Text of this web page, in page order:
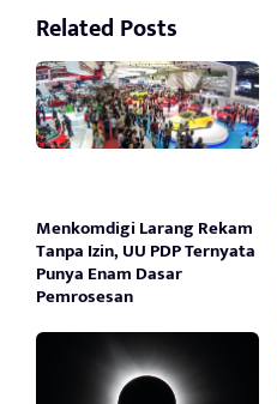
Related Posts
Menkomdigi Larang Rekam
Tanpa Izin, UU PDP Ternyata
Punya Enam Dasar
Pemrosesan